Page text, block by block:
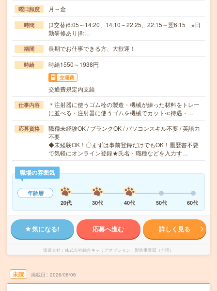
曜日頻度 月～金
時間
(3交替)6:05～14:20、14:10～22:25、22:15～翌6:15 ※日
勤研修あり(8:…
期間 長期でお仕事できる方、大歓迎！
時給 時給1550～1938円
交通費
交通費規定内支給
仕事内容
＊注射器に使うゴム栓の製造・機械が練った材料をトレー
に並べる・注射器に使うゴムを機械でカット≪待遇・…
応募資格
職種未経験OK / ブランクOK / パソコンスキル不要 / 英語力
不要
◆未経験OK！〇まずは事前登録だけでもOK！履歴書不要
で気軽にオンライン登録★氏名・職種などを入力す…
職場の雰囲気
年齢層
20代
30代 40代 50代 60代
気になる! 応募へ進む 詳しく見る
派遣会社 株式会社綜合キャリアオプション 製造事業部（全国）
未読 掲載日 2026/08/06